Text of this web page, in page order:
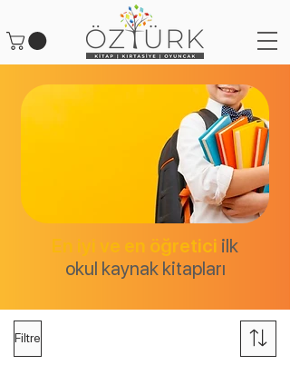
En iyi ve en öğretici ilk
okul kaynak kitapları
Filtre